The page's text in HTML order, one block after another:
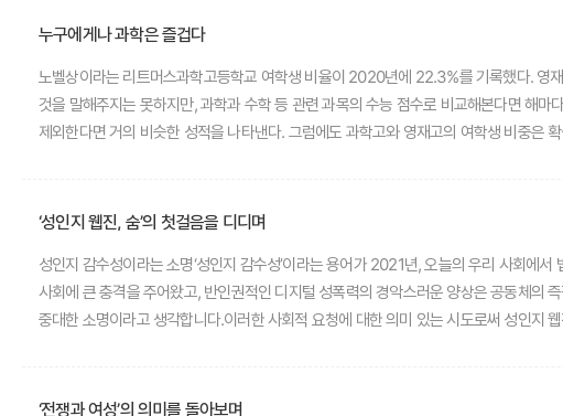
누구에게나 과학은 즐겁다
노벨상이라는 리트머스과학고등학교 여학생 비율이 2020년에 22.3%를 기록했다. 영
것을 말해주지는 못하지만, 과학과 수학 등 관련 과목의 수능 점수로 비교해본다면 해
제외한다면 거의 비슷한 성적을 나타낸다. 그럼에도 과학고와 영재고의 여학생 비중은
역사에 걸쳐 과학적인 연구방법론을 구축해왔다. 백번 의심하고 천번 되풀이해서 실험
논증하는 것을 즐길 수 있다. 과학하는 것을 즐기며 방법론을 익히고 그 과정을 한땀 한
주어지는가다. 이런 즐거움을 누릴 자유를 편견이나 고정관념, 환경 같은 요소들이 방
‘성인지 웹진, 숨’의 첫걸음을 디디며
성인지 감수성이라는 소명‘성인지 감수성’이라는 용어가 2021년, 오늘의 우리 사회에
사회에 큰 충격을 주어왔고, 반인권적인 디지털 성폭력의 경악스러운 양상은 공동체의
중대한 소명이라고 생각합니다.이러한 사회적 요청에 대한 의미 있는 시도로써 성인지
못하고 부유해왔습니다. 그러다 보니, 교육 현장에서 성교육 담당자의 역량에 기대어
‘전쟁과 여성’의 의미를 돌아보며